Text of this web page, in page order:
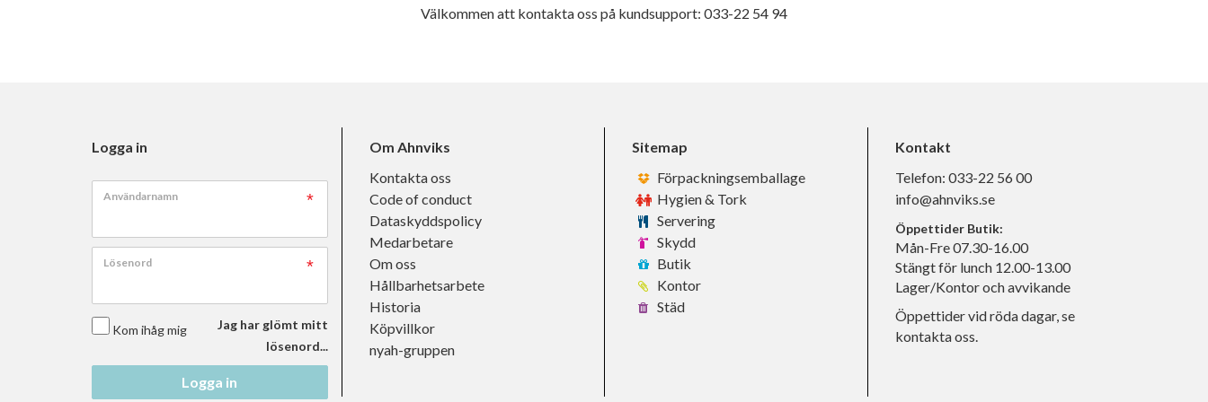
Välkommen att kontakta oss på kundsupport: 033-22 54 94
Logga in
Användarnamn
Lösenord
Kom ihåg mig
Jag har glömt mitt
lösenord...
Logga in
Om Ahnviks
Kontakta oss
Code of conduct
Dataskyddspolicy
Medarbetare
Om oss
Hållbarhetsarbete
Historia
Köpvillkor
nyah-gruppen
Sitemap
Förpackningsemballage
Hygien & Tork
Servering
Skydd
Butik
Kontor
Städ
Kontakt
Telefon: 033-22 56 00
info@ahnviks.se
Öppettider Butik:
Mån-Fre 07.30-16.00
Stängt för lunch 12.00-13.00
Lager/Kontor och avvikande
Öppettider vid röda dagar, se
kontakta oss.